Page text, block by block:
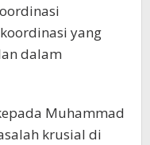
yang
dalam
Muhammad
krusial di